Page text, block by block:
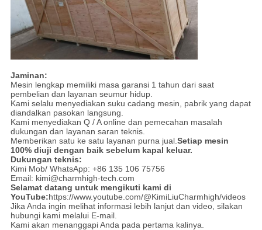
Jaminan:
Mesin lengkap memiliki masa garansi 1 tahun dari saat
pembelian dan layanan seumur hidup.
Kami selalu menyediakan suku cadang mesin, pabrik yang dapat
diandalkan pasokan langsung.
Kami menyediakan Q / A online dan pemecahan masalah
dukungan dan layanan saran teknis.
Memberikan satu ke satu layanan purna jual. Setiap mesin
100% diuji dengan baik sebelum kapal keluar.
Dukungan teknis:
Kimi Mob/ WhatsApp: +86 135 106 75756
Email: kimi@charmhigh-tech.com
Selamat datang untuk mengikuti kami di
YouTube:https://www.youtube.com/@KimiLiuCharmhigh/videos
Jika Anda ingin melihat informasi lebih lanjut dan video, silakan
hubungi kami melalui E-mail.
Kami akan menanggapi Anda pada pertama kalinya.